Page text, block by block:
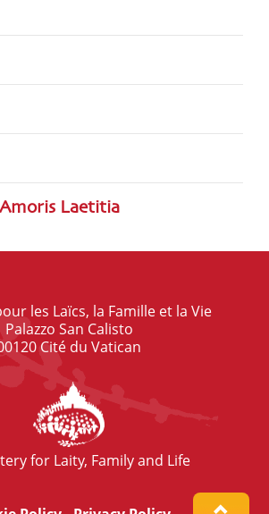
Laetitia
les Laïcs, la Famille et la Vie
Palazzo San Calisto
Cité du Vatican
for Laity, Family and Life